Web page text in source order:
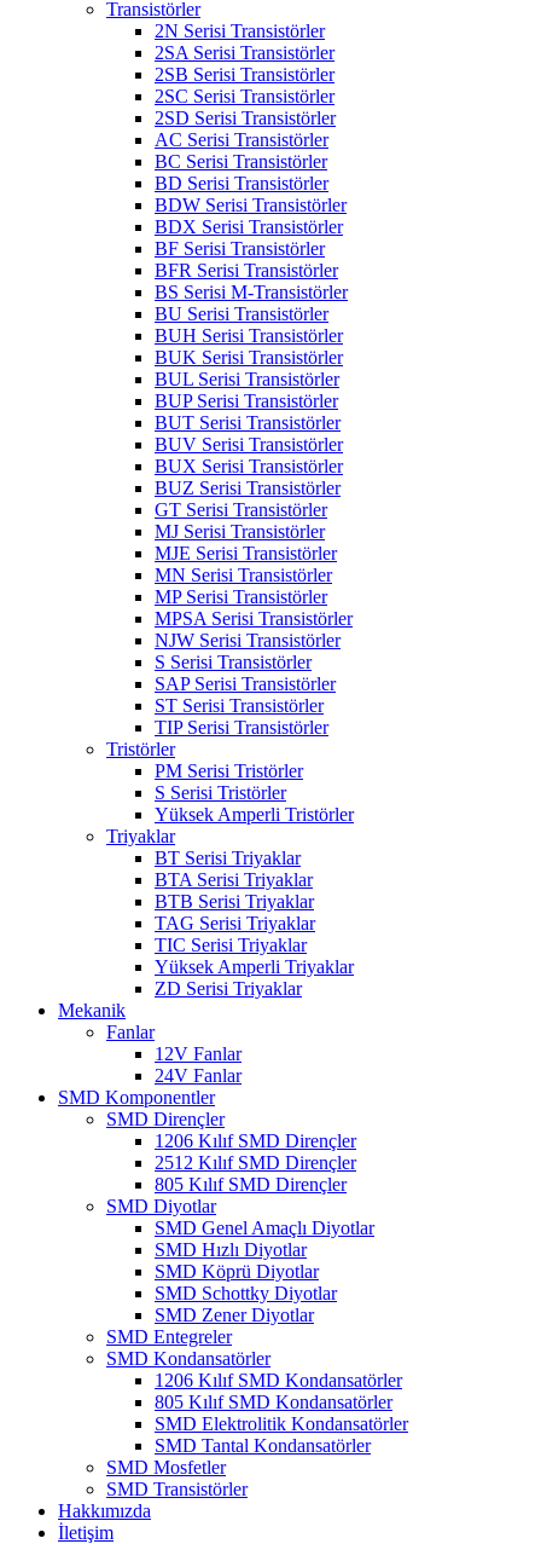
Transistörler
2N Serisi Transistörler
2SA Serisi Transistörler
2SB Serisi Transistörler
2SC Serisi Transistörler
2SD Serisi Transistörler
AC Serisi Transistörler
BC Serisi Transistörler
BD Serisi Transistörler
BDW Serisi Transistörler
BDX Serisi Transistörler
BF Serisi Transistörler
BFR Serisi Transistörler
BS Serisi M-Transistörler
BU Serisi Transistörler
BUH Serisi Transistörler
BUK Serisi Transistörler
BUL Serisi Transistörler
BUP Serisi Transistörler
BUT Serisi Transistörler
BUV Serisi Transistörler
BUX Serisi Transistörler
BUZ Serisi Transistörler
GT Serisi Transistörler
MJ Serisi Transistörler
MJE Serisi Transistörler
MN Serisi Transistörler
MP Serisi Transistörler
MPSA Serisi Transistörler
NJW Serisi Transistörler
S Serisi Transistörler
SAP Serisi Transistörler
ST Serisi Transistörler
TIP Serisi Transistörler
Tristörler
PM Serisi Tristörler
S Serisi Tristörler
Yüksek Amperli Tristörler
Triyaklar
BT Serisi Triyaklar
BTA Serisi Triyaklar
BTB Serisi Triyaklar
TAG Serisi Triyaklar
TIC Serisi Triyaklar
Yüksek Amperli Triyaklar
ZD Serisi Triyaklar
Mekanik
Fanlar
12V Fanlar
24V Fanlar
SMD Komponentler
SMD Dirençler
1206 Kılıf SMD Dirençler
2512 Kılıf SMD Dirençler
805 Kılıf SMD Dirençler
SMD Diyotlar
SMD Genel Amaçlı Diyotlar
SMD Hızlı Diyotlar
SMD Köprü Diyotlar
SMD Schottky Diyotlar
SMD Zener Diyotlar
SMD Entegreler
SMD Kondansatörler
1206 Kılıf SMD Kondansatörler
805 Kılıf SMD Kondansatörler
SMD Elektrolitik Kondansatörler
SMD Tantal Kondansatörler
SMD Mosfetler
SMD Transistörler
Hakkımızda
İletişim